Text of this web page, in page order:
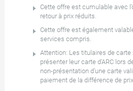
Cette offre est cumulable avec
retour à prix réduits.
Cette offre est également
services compris.
Attention: Les titulaires de carte
présenter leur carte d’ARC lors
non-présentation d’une carte
paiement de la différence de